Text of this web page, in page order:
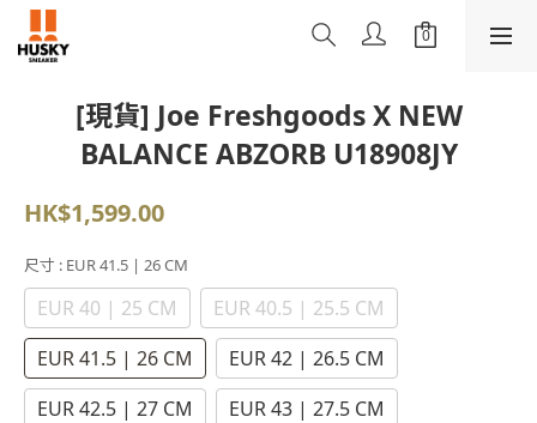
[現貨] Joe Freshgoods X NEW
BALANCE ABZORB U18908JY
HK$1,599.00
尺寸 : EUR 41.5 | 26 CM
EUR 40 | 25 CM
EUR 40.5 | 25.5 CM
EUR 41.5 | 26 CM
EUR 42 | 26.5 CM
EUR 42.5 | 27 CM
EUR 43 | 27.5 CM